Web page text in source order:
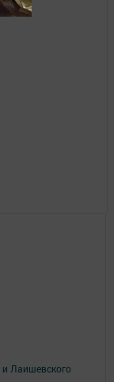
Лаишевского